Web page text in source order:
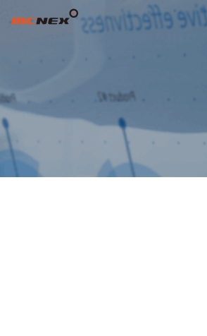
제22기 주주총회 소집공고